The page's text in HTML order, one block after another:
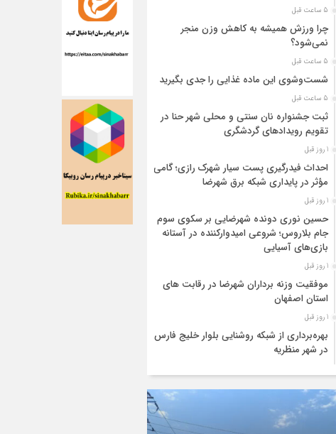
5 ساعت قبل
چرا ورزش همیشه به کاهش وزن منجر
نمی‌شود؟
5 ساعت قبل
شست‌وشوی این ماده غذایی را جدی بگیرید
5 ساعت قبل
ثبت جشنواره نان سنتی و محلی شهر حنا در
تقویم رویداد‌های گردشگری
1 روز قبل
احداث فیدرگیری پست سیار شهرک رازی؛ گامی
مؤثر در پایداری شبکه برق شهرضا
1 روز قبل
حسین نوری دونده شهرضایی بر سکوی سوم
جام بلاروس؛ شروعی امیدوارکننده در آستانه
بازی‌های آسیایی
1 روز قبل
موفقیت وزنه برداران شهرضا در رقابت های
استان اصفهان
1 روز قبل
بهره‌برداری از شبکه روشنایی بلوار خلیج فارس
در شهر منظریه
۱۰۰ میلیارد تومان به ساماندهی بستر رودخانه
های فصلی شهرضا و دهاقان اختصاص یافت